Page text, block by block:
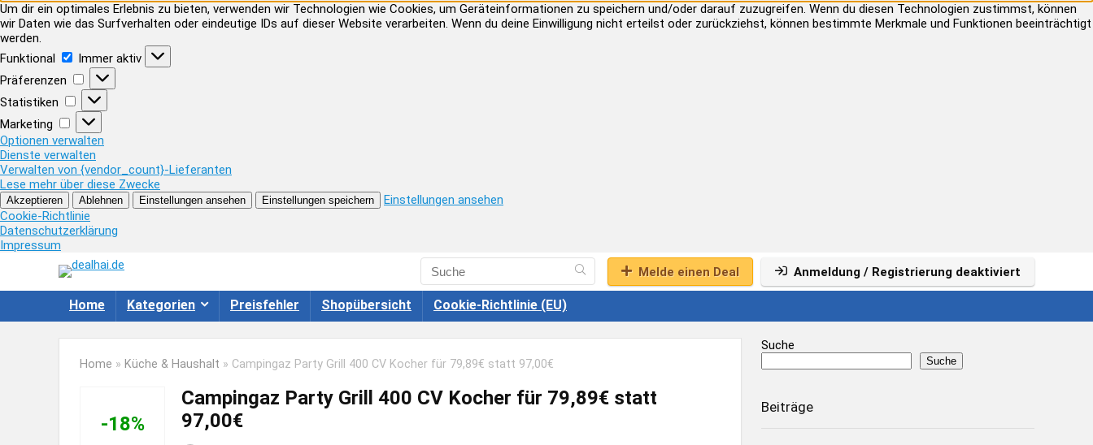
Um dir ein optimales Erlebnis zu bieten, verwenden wir Technologien wie Cookies, um Geräteinformationen zu speichern und/oder darauf zuzugreifen. Wenn du diesen Technologien zustimmst, können
wir Daten wie das Surfverhalten oder eindeutige IDs auf dieser Website verarbeiten. Wenn du deine Einwilligung nicht erteilst oder zurückziehst, können bestimmte Merkmale und Funktionen beeinträchtigt
werden.
Funktional
Funktional
Immer aktiv
Präferenzen
Präferenzen
Statistiken
Statistiken
Marketing
Marketing
Optionen verwalten
Dienste verwalten
Verwalten von {vendor_count}-Lieferanten
Lese mehr über diese Zwecke
Akzeptieren Ablehnen Einstellungen ansehen Einstellungen speichern
Einstellungen ansehen
Cookie-Richtlinie
Datenschutzerklärung
Impressum
Melde einen Deal
Anmeldung / Registrierung deaktiviert
Home Kategorien Preisfehler Shopübersicht Cookie-Richtlinie (EU)
Home » Küche & Haushalt » Campingaz Party Grill 400 CV Kocher für 79,89€ statt 97,00€
-18%
Campingaz Party Grill 400 CV Kocher für 79,89€ statt
97,00€
Suche
Suche
Beiträge